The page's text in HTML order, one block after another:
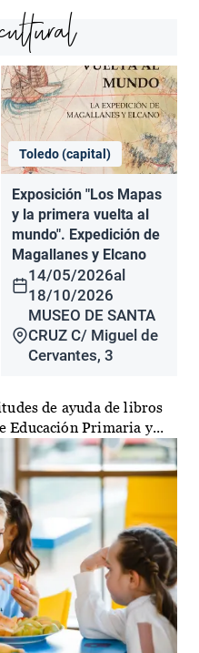
Toledo (capital)
Exposición "Los Mapas
y la primera vuelta al
mundo". Expedición de
Magallanes y Elcano
14/05/2026al
18/10/2026
MUSEO DE SANTA
CRUZ C/ Miguel de
Cervantes, 3
de ayuda de libros
Educación Primaria y...